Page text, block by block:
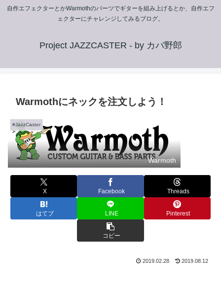
自作エフェクターとかWarmothのパーツでギターを組み上げるとか、自作エフ
ェクターにチャレンジしてみるブログ。
Project JAZZCASTER - by カバ野郎
Warmothにネックを注文しよう！
#JazzCaster
Warmoth
X Facebook Threads
はてブ LINE Pinterest
コピー
2019.02.28 2019.08.12